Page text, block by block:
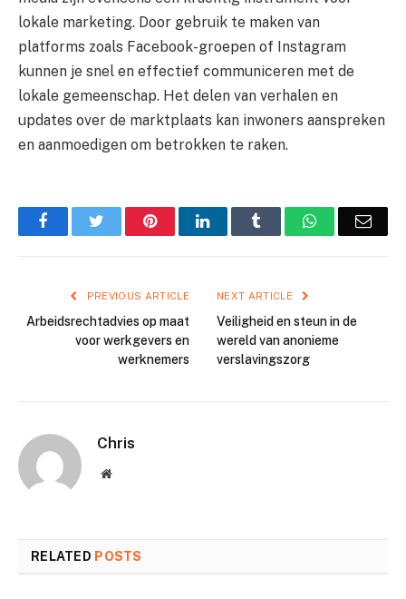
lokale marketing. Door gebruik te maken van
platforms zoals Facebook-groepen of Instagram
kunnen je snel en effectief communiceren met de
lokale gemeenschap. Het delen van verhalen en
updates over de marktplaats kan inwoners aanspreken
en aanmoedigen om betrokken te raken.
FacebookTwitter PinterestLinkedIn Tumblr WhatsApp
PREVIOUS ARTICLE
Arbeidsrechtadvies op maat
voor werkgevers en
werknemers
NEXT ARTICLE
Veiligheid en steun in de
wereld van anonieme
verslavingszorg
Chris
Website
RELATED POSTS